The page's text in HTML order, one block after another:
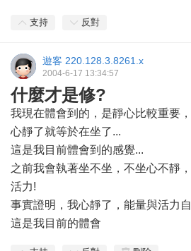
支持 反對
遊客 220.128.3.8261.x
2004-6-17 13:34:57
什麼才是修?
我現在體會到的，是靜心比較重要
心靜了就等於在坐了...
這是我目前體會到的感覺...
之前我會執著坐不坐，不坐心不靜
活力!
事實證明，我心靜了，能量與活力
這是我目前的體會